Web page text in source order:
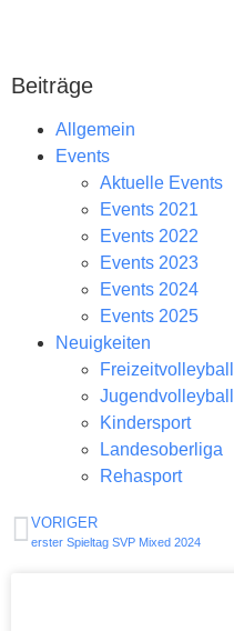
Beiträge
Allgemein
Events
Aktuelle Events
Events 2021
Events 2022
Events 2023
Events 2024
Events 2025
Neuigkeiten
Freizeitvolleyball
Jugendvolleyball
Kindersport
Landesoberliga
Rehasport
VORIGER
erster Spieltag SVP Mixed 2024